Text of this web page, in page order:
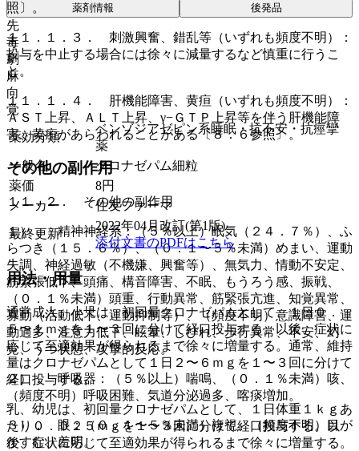
照〕。
１１．１．３． 刺激興奮、錯乱等（いずれも頻度不明）：
投与を中止する場合には徐々に減量するなど慎重に行うこ
と。
１１．１．４． 肝機能障害、黄疸（いずれも頻度不明）：
ＡＳＴ上昇、ＡＬＴ上昇、γ−ＧＴＰ上昇等を伴う肝機能障
害、黄疸があらわれることがある〔８．６参照〕。
その他の副作用
１１．２． その他の副作用
１）． 精神神経系：（５％以上）眠気（２４．７％）、ふ
らつき（１５．６％）、（０．１〜５％未満）めまい、運動
失調、神経過敏（不機嫌、興奮等）、無気力、情動不安定、
筋緊張低下、頭痛、構音障害、不眠、もうろう感、振戦、
（０．１％未満）頭重、行動異常、筋緊張亢進、知覚異常、
寡動（活動低下、運動抑制等）、（頻度不明）意識障害、運
動過多、注意力低下、眩暈、しびれ、歩行異常、不安、幻
覚、うつ状態、攻撃的反応。
２）． 呼吸器：（５％以上）喘鳴、（０．１％未満）咳、
（頻度不明）呼吸困難、気道分泌過多、喀痰増加。
３）． 眼：（０．１〜５％未満）複視、（頻度不明）目が
かすむ、羞明。
薬剤情報 後発品
先
毒
劇
麻
向
覚
薬効分類
ベンゾジアゼピン系睡眠・抗不安・抗痙攣
薬
一般名
クロナゼパム細粒
薬価
8円
メーカー
住友ファーマ
最終更新
2022年04月改訂(第1版)
添付文書のPDFはこちら
用法・用量
通常成人、小児は、初回量クロナゼパムとして、１日０．
５〜１ｍｇを１〜３回に分けて経口投与する。以後、症状に
応じて至適効果が得られるまで徐々に増量する。通常、維持
量はクロナゼパムとして１日２〜６ｍｇを１〜３回に分けて
経口投与する。
乳、幼児は、初回量クロナゼパムとして、１日体重１ｋｇあ
たり０．０２５ｍｇを１〜３回に分けて経口投与する。以
後、症状に応じて至適効果が得られるまで徐々に増量する。